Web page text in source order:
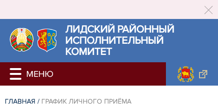
ЛИДСКИЙ РАЙОННЫЙ
ИСПОЛНИТЕЛЬНЫЙ
КОМИТЕТ
ГЛАВНАЯ / ГРАФИК ЛИЧНОГО ПРИЁМА